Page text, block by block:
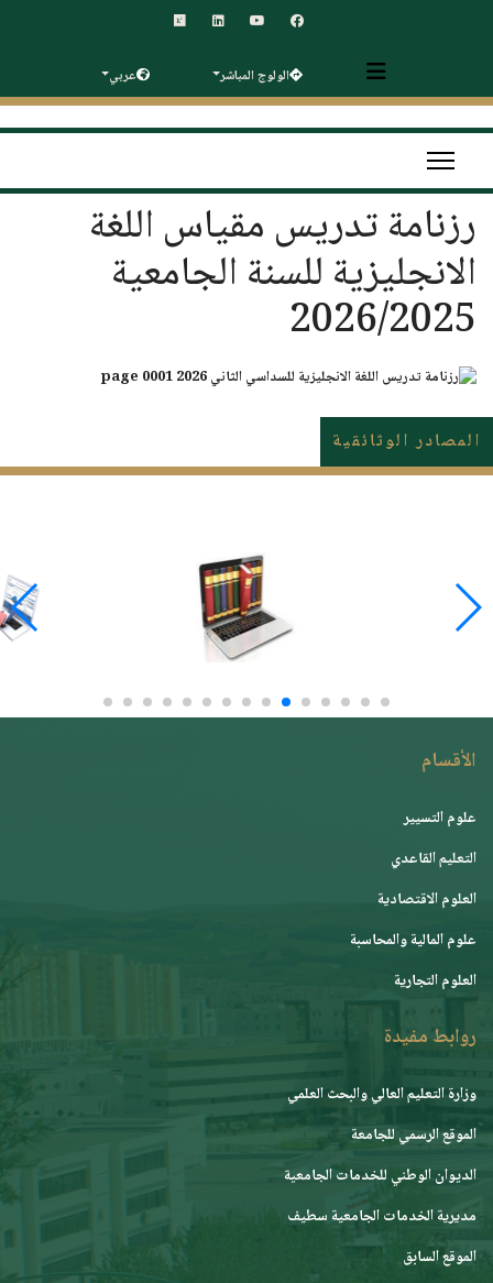
الولوج المباشر عربي
رزنامة تدريس مقياس اللغة
الانجليزية للسنة الجامعية
2026/2025
المصادر الوثائقية
الأقسام
علوم التسيير
التعليم القاعدي
العلوم الاقتصادية
علوم المالية والمحاسبة
العلوم التجارية
روابط مفيدة
وزارة التعليم العالي والبحث العلمي
الموقع الرسمي للجامعة
ﺍﻟﺪﻳﻮﺍﻥ ﺍﻟﻮﻃﻨﻲ ﻟﻠﺨﺪﻣﺎﺕ ﺍﻟﺠﺎﻣﻌﻴﺔ
مديرية الخدمات الجامعية سطيف
الموقع السابق